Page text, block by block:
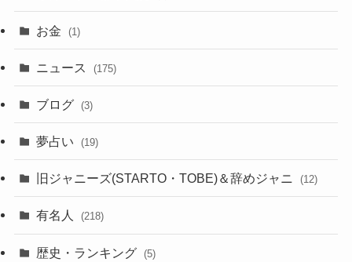
お金 (1)
ニュース (175)
ブログ (3)
夢占い (19)
旧ジャニーズ(STARTO・TOBE)＆辞めジャニ (12)
有名人 (218)
歴史・ランキング (5)